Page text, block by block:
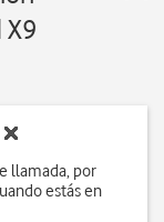
X9
llamada, por
estás en